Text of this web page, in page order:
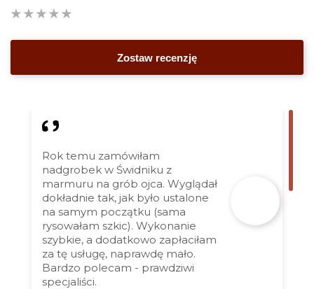
Rok temu zamówiłam
nadgrobek w Świdniku z
marmuru na grób ojca. Wyglądał
dokładnie tak, jak było ustalone
na samym początku (sama
rysowałam szkic). Wykonanie
szybkie, a dodatkowo zapłaciłam
za tę usługę, naprawdę mało.
Bardzo polecam - prawdziwi
specjaliści.